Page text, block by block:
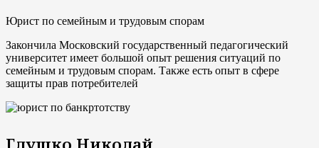
Юрист по семейным и трудовым спорам
Закончила Московский государственный педагогический
университет имеет большой опыт решения ситуаций по
семейным и трудовым спорам. Также есть опыт в сфере
защиты прав потребителей